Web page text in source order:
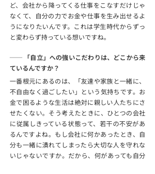
ど、会社から降ってくる仕事をこなすだけじゃ
なくて、自分の力でお金や仕事を生み出せるよ
うになりたいんです。これは学生時代からずっ
と変わらず持っている想いですね。
── 「自立」への強いこだわりは、どこから来
ているんですか？
一番根元にあるのは、「友達や家族と一緒に、
不自由なく過ごしたい」という気持ちです。お
金で困るような生活は絶対に親しい人たちにさ
せたくない。そう考えたときに、ひとつの会社
に従属しきっている状態って、若干の不安があ
るんですよね。もし会社に何かあったとき、自
分も一緒に潰れてしまったら大切な人を守れな
いじゃないですか。だから、何があっても自分